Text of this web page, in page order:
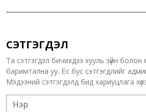
СЭТГЭГДЭЛ
Та сэтгэгдэл бичихдээ хууль зүйн болон
баримтална уу. Ёс бус сэтгэгдлийг
Мэдээний сэтгэгдэлд бид хариуцлага